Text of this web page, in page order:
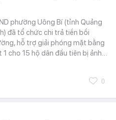
phường Uông Bí (tỉnh Quảng
đã tổ chức chi trả tiền bồi
hỗ trợ giải phóng mặt bằng
1 cho 15 hộ dân đầu tiên bị ảnh…
0